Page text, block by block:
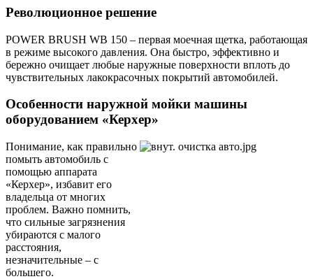
Революционное решение
POWER BRUSH WB 150 – первая моечная щетка, работающая
в режиме высокого давления. Она быстро, эффективно и
бережно очищает любые наружные поверхности вплоть до
чувствительных лакокрасочных покрытий автомобилей.
Особенности наружной мойки машины
оборудованием «Керхер»
Понимание, как правильно
помыть автомобиль с
помощью аппарата
«Керхер», избавит его
владельца от многих
проблем. Важно помнить,
что сильные загрязнения
убираются с малого
расстояния,
незначительные – с
большего.